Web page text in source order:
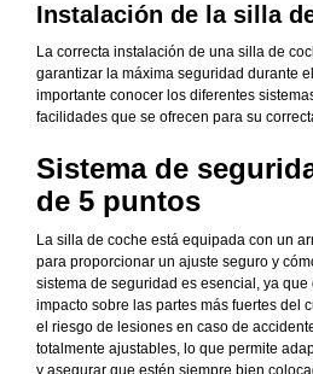
Instalación de la silla
La correcta instalación de una silla de
garantizar la máxima seguridad durante
importante conocer los diferentes
facilidades que se ofrecen para su
Sistema de
de 5 puntos
La silla de coche está equipada con un
para proporcionar un ajuste seguro y
sistema de seguridad es esencial, ya que
impacto sobre las partes más fuertes del
el riesgo de lesiones en caso de
totalmente ajustables, lo que permite
y asegurar que estén siempre bien